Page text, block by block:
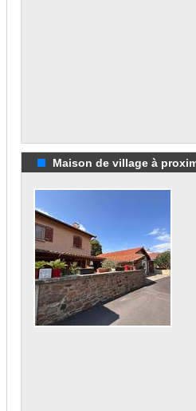
Maison de village à